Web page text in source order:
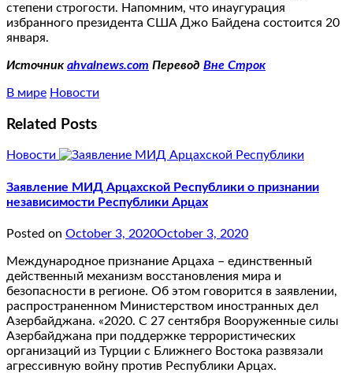
степени строгости. Напомним, что инаугурация
избранного президента США Джо Байдена состоится 20
января.
Источник ahvalnews.com Перевод Вне Строк
В мире Новости
Related Posts
Новости
Заявление МИД Арцахской Республики о признании
независимости Республики Арцах
Posted on October 3, 2020October 3, 2020
Международное признание Арцаха – единственный
действенный механизм восстановления мира и
безопасности в регионе. Об этом говорится в заявлении,
распространенном Министерством иностранных дел
Азербайджана. «2020. С 27 сентября Вооруженные силы
Азербайджана при поддержке террористических
организаций из Турции с Ближнего Востока развязали
агрессивную войну против Республики Арцах.